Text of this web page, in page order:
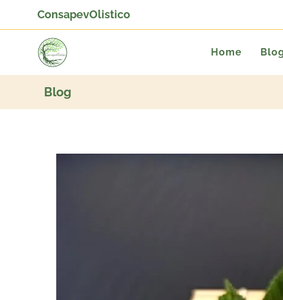
ConsapevOlistico
Home
Blog